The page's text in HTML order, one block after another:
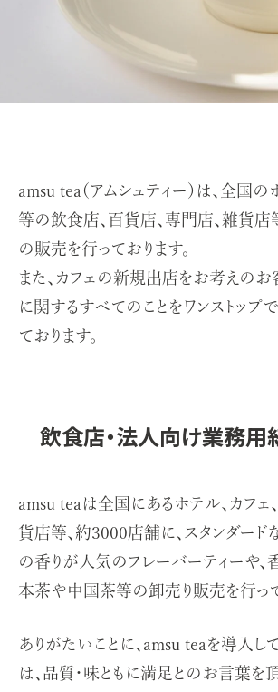
amsu tea（アムシュティー）は、全国の
等の飲食店、百貨店、専門店、雑貨
の販売を行っております。
また、カフェの新規出店をお考えのお
に関するすべてのことをワンストッ
ております。
飲食店・法人向け業務用
amsu teaは全国にあるホテル、カフェ
貨店等、約3000店舗に、スタンダード
の香りが人気のフレーバーティーや、
本茶や中国茶等の卸売り販売を行って
ありがたいことに、amsu teaを導入
は、品質・味ともに満足とのお言葉を